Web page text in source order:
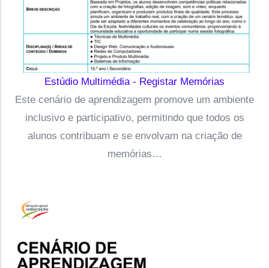
Estúdio Multimédia - Registar Memórias
Este cenário de aprendizagem promove um ambiente
inclusivo e participativo, permitindo que todos os
alunos contribuam e se envolvam na criação de
memórias…